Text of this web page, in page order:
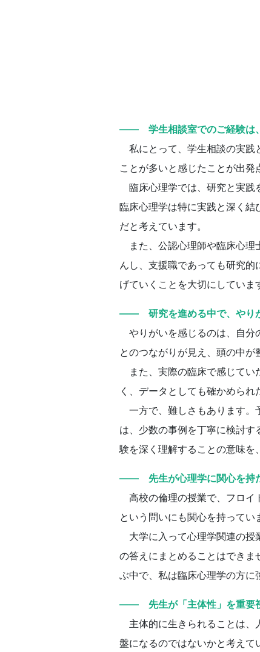
―― 学生相談室でのご経験は、
私にとって、学生相談の実践
ことが多いと感じたことが出発
臨床心理学では、研究と実践
臨床心理学は特に実践と深く
だと考えています。
また、公認心理師や臨床心理
んし、支援職であっても研究
げていくことを大切にしていま
―― 研究を進める中で、やりが
やりがいを感じるのは、自分
とのつながりが見え、頭の中が
また、実際の臨床で感じてい
く、データとしても確かめられ
一方で、難しさもあります。
は、少数の事例を丁寧に検討
験を深く理解することの意味を
―― 先生が心理学に関心を持た
高校の倫理の授業で、フロイ
という問いにも関心を持ってい
大学に入って心理学関連の授
の答えにまとめることはでき
ぶ中で、私は臨床心理学の方に
―― 先生が「主体性」を重要視
主体的に生きられることは、
盤になるのではないかと考えて